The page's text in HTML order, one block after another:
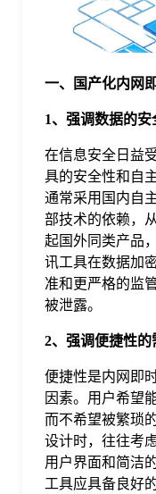
一、国产化内网
1、强调数据的
在信息安全日益
具的安全性和自
通常采用国内自
部技术的依赖，
起国外同类产品
讯工具在数据加
准和更严格的监
被泄露。
2、强调便捷性的
便捷性是内网即
因素。用户希望
而不希望被繁琐
设计时，往往考
用户界面和简洁
工具应具备良好